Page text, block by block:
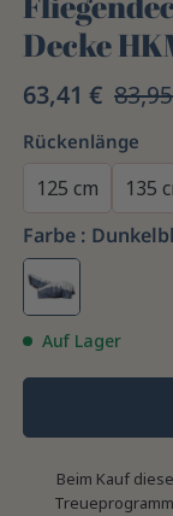
Decke
63,41 €
Rückenlänge
125 cm 135
Farbe :
Auf Lager
Beim Kauf